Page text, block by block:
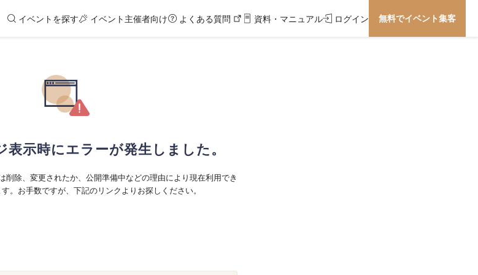
イベントを探す イベント主催者向け よくある質問 資料・マニュアル ログイン 無料でイベント集客
表示時にエラーが発生しました。
削除、変更されたか、公開準備中などの理由により現在利用でき
。お手数ですが、下記のリンクよりお探しください。